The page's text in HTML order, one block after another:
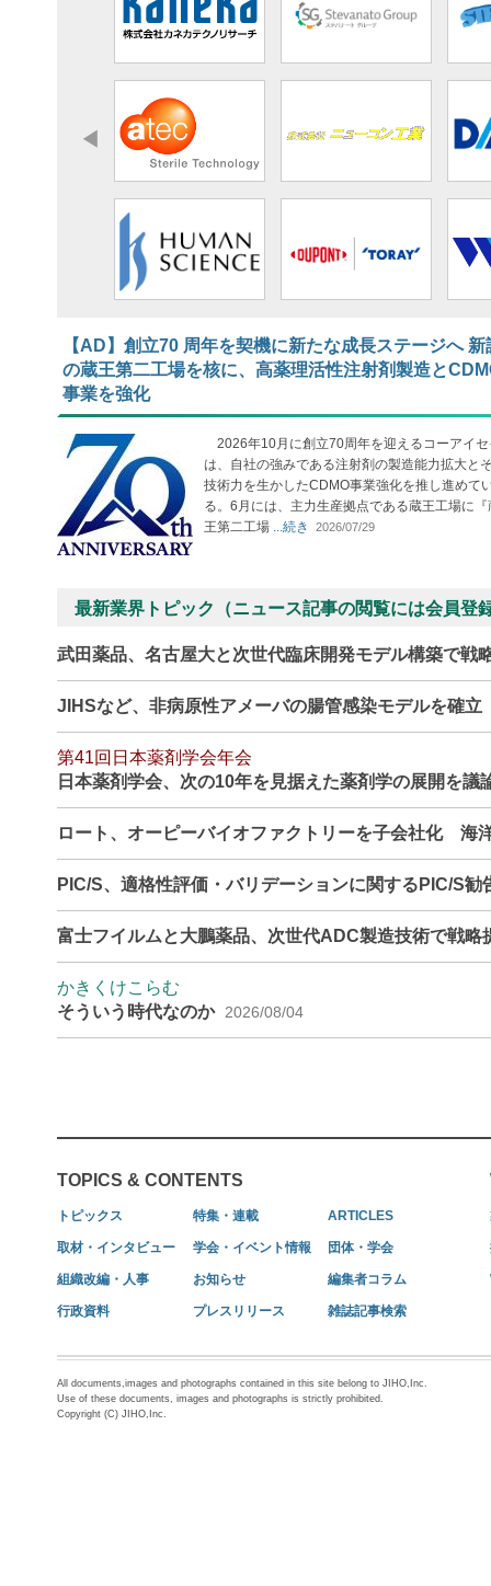
【AD】​​​​​​​創立70 周年を契機に新たな成長ステージへ 新
の蔵王第二工場を核に、高薬理活性注射剤製造と
事業を強化
2026年10月に創立70周年を迎えるコーアイセ
は、自社の強みである注射剤の製造能力拡大と
技術力を生かしたCDMO事業強化を推し進めて
る。6月には、主力生産拠点である蔵王工場に『
王第二工場 ...続き 2026/07/29
最新業界トピック（ニュース記事の閲覧には会員登
武田薬品、名古屋大と次世代臨床開発モデル構築で
JIHSなど、非病原性アメーバの腸管感染モデルを確
第41回日本薬剤学会年会
日本薬剤学会、次の10年を見据えた薬剤学の展開を議
ロート、オーピーバイオファクトリーを子会社化 海
PIC/S、適格性評価・バリデーションに関するPIC/S勧
富士フイルムと大鵬薬品、次世代ADC製造技術で戦略
かきくけこらむ
そういう時代なのか 2026/08/04
TOPICS & CONTENTS
トピックス 特集・連載 ARTICLES
取材・インタビュー 学会・イベント情報 団体・学会
組織改編・人事 お知らせ 編集者コラム
行政資料 プレスリリース 雑誌記事検索
All documents,images and photographs contained in this site belong to JIHO,Inc.
Use of these documents, images and photographs is strictly prohibited.
Copyright (C) JIHO,Inc.